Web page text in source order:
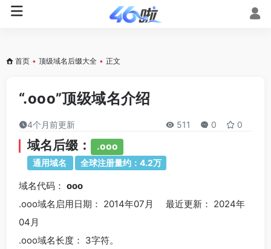
首页 • 顶级域名后缀大全 • 正文
“.ooo”顶级域名介绍
4个月前更新 511 0 0
域名后缀： .ooo
通用域名 全球注册量约：4.2万
域名代码： ooo
.ooo域名 启用日期： 2014年07月 最近更新： 2024年
04月
.ooo域名长度： 3字符。